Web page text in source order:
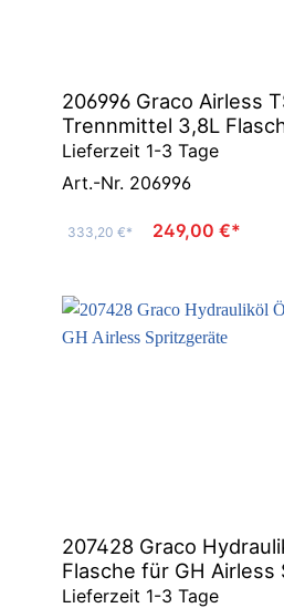
206996 Graco Airless
Trennmittel 3,8L
Lieferzeit 1-3 Tage
Art.-Nr. 206996
333,20 €* 249,00 €*
207428 Graco
Flasche für GH
Lieferzeit 1-3 Tage